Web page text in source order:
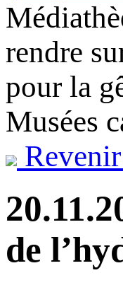
rendre
pour la
Musées
de